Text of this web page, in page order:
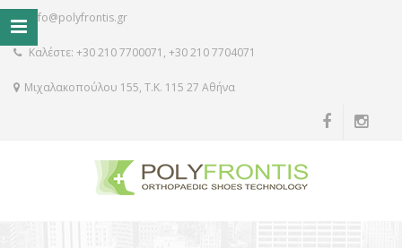
info@polyfrontis.gr
Καλέστε: +30 210 7700071, +30 210 7704071
Μιχαλακοπούλου 155, Τ.Κ. 115 27 Αθήνα